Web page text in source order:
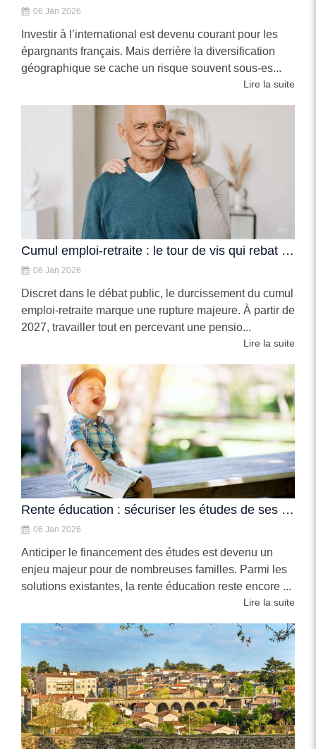
06 Jan 2026
Investir à l’international est devenu courant pour les
épargnants français. Mais derrière la diversification
géographique se cache un risque souvent sous-es...
Lire la suite
Cumul emploi-retraite : le tour de vis qui rebat les cartes pour les seniors
06 Jan 2026
Discret dans le débat public, le durcissement du cumul
emploi-retraite marque une rupture majeure. À partir de
2027, travailler tout en percevant une pensio...
Lire la suite
Rente éducation : sécuriser les études de ses enfants, même en cas de coup dur
06 Jan 2026
Anticiper le financement des études est devenu un
enjeu majeur pour de nombreuses familles. Parmi les
solutions existantes, la rente éducation reste encore ...
Lire la suite